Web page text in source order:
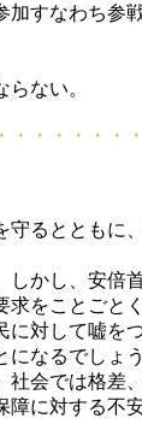
すなわち参
ない。
・・・・
るととも
かし、安倍
をことご
対して嘘を
なるでしょう
会では格差
に対する不